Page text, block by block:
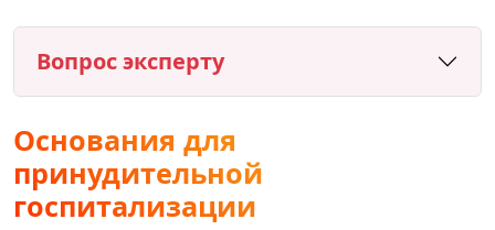
Вопрос эксперту
Основания для
принудительной
госпитализации